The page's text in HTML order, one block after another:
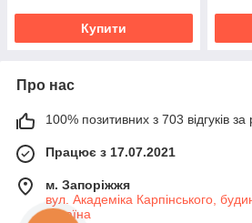
Купити
Про нас
100% позитивних з 703 відгуків за
Працює з 17.07.2021
м. Запоріжжя
вул. Академіка Карпінського,
Україна